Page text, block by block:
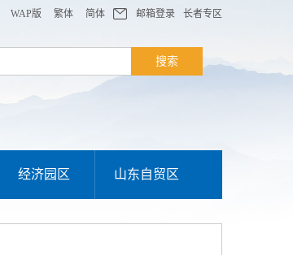
WAP版 繁体 简体 邮箱登录 长者专区
经济园区 山东自贸区